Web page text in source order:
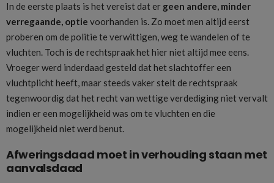
In de eerste plaats is het vereist dat er geen andere, minder
verregaande, optie voorhanden is. Zo moet men altijd eerst
proberen om de politie te verwittigen, weg te wandelen of te
vluchten. Toch is de rechtspraak het hier niet altijd mee eens.
Vroeger werd inderdaad gesteld dat het slachtoffer een
vluchtplicht heeft, maar steeds vaker stelt de rechtspraak
tegenwoordig dat het recht van wettige verdediging niet vervalt
indien er een mogelijkheid was om te vluchten en die
mogelijkheid niet werd benut.
Afweringsdaad moet in verhouding staan met
aanvalsdaad